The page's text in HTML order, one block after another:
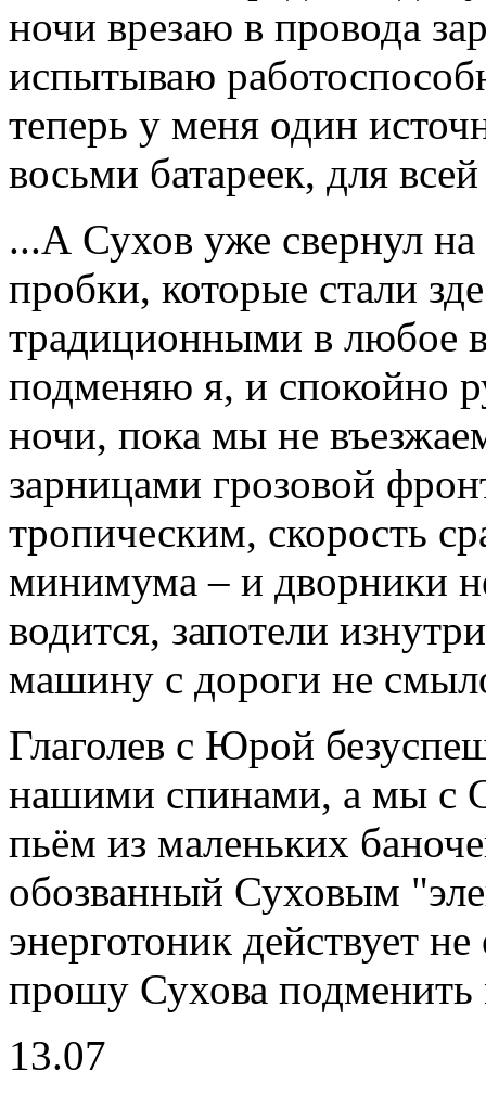
ночи врезаю в провода
испытываю
теперь у меня один
восьми батареек, для
...А Сухов уже свернул на
пробки, которые стали
традиционными в любое
подменяю я, и спокойно
ночи, пока мы не
зарницами грозовой
тропическим, скорость
минимума – и дворники
водится, запотели
машину с дороги не
Глаголев с Юрой
нашими спинами, а мы с
пьём из маленьких
обозванный Суховым
энерготоник действует
прошу Сухова подменить
13.07